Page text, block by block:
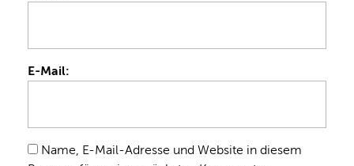
E-Mail:
Name, E-Mail-Adresse und Website in diesem